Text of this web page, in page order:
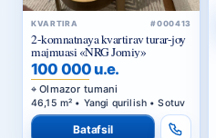
KVARTIRA #000413
2-komnatnaya kvartirav turar-joy
majmuasi «NRG Jomiy»
100 000 u.e.
Olmazor tumani
46,15 m² • Yangi qurilish • Sotuv
Batafsil